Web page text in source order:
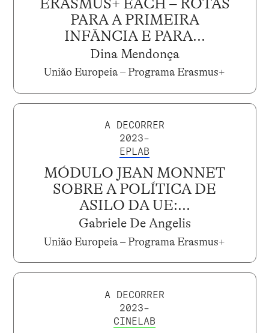
ERASMUS+ EACH – ROTAS
PARA A PRIMEIRA
INFÂNCIA E PARA...
Dina Mendonça
União Europeia – Programa Erasmus+
A DECORRER
2023–
EPLAB
MÓDULO JEAN MONNET
SOBRE A POLÍTICA DE
ASILO DA UE:...
Gabriele De Angelis
União Europeia – Programa Erasmus+
A DECORRER
2023–
CINELAB